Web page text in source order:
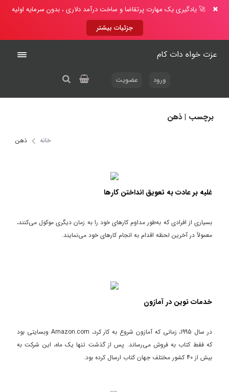
🚀 یادگیری یک مهارت پرتقاضا و ساخت درآمد دلاری ، بدون سرمایه اولیه
جزئیات بیشتر
عزت خواه دات کام
ورود عضویت
برچسب | ذهن
خانه ذهن
غلبه بر عادت به تعویق انداختن کارها
بسیاری از افرادی که به‌طور مداوم کارهای خود را به زمان دیگری موکول می‌کنند،
معمولاً در آخرین لحظه اقدام به انجام کارهای خود می‌نمایند.
خدمات نوین در آمازون
در سال 1995،‌ زمانی که آمازون شروع به کار کرد، Amazon.com وبسایتی بود
که فقط کتاب به فروش می‌رساند. پس از گذشت تنها یک ماه،‌ این شرکت به
بیش از 40 کشور مختلف جهان کتاب ارسال کرده بود.